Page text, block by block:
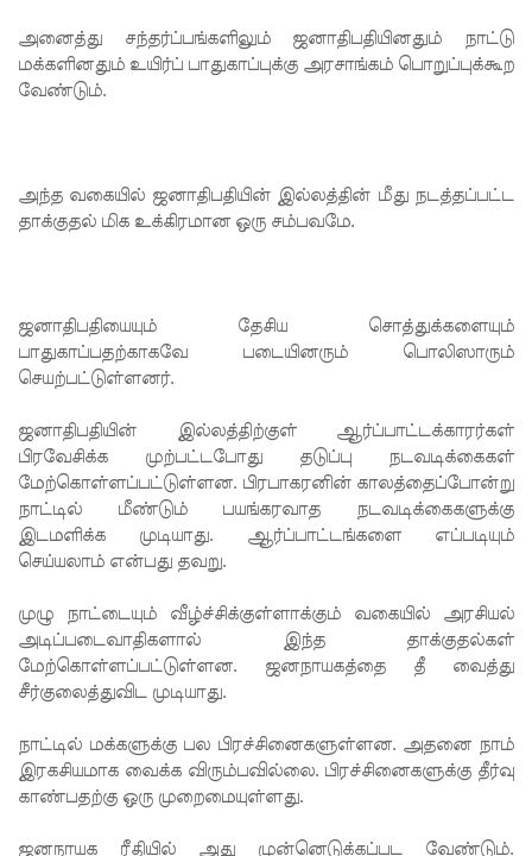
சேவைக
ள்!
பற்றிய
கருத்து -
காரியவச
ம் இன்று
குற்றப்
புலனாய்வு
ப்
பணியகத்
முன்னி
லை!
சீர்திருத்த
ங்கள்
அனைத்து சந்தர்ப்பங்களிலும் ஜனாதிபதியினதும் நாட்டு
மக்களினதும் உயிர்ப் பாதுகாப்புக்கு அரசாங்கம் பொறுப்புக்கூற
வேண்டும்.
அந்த வகையில் ஜனாதிபதியின் இல்லத்தின் மீது நடத்தப்பட்ட
தாக்குதல் மிக உக்கிரமான ஒரு சம்பவமே.
ஜனாதிபதியையும் தேசிய சொத்துக்களையும்
பாதுகாப்பதற்காகவே படையினரும் பொலிஸாரும்
செயற்பட்டுள்ளனர்.
ஜனாதிபதியின் இல்லத்திற்குள் ஆர்ப்பாட்டக்காரர்கள்
பிரவேசிக்க முற்பட்டபோது தடுப்பு நடவடிக்கைகள்
மேற்கொள்ளப்பட்டுள்ளன. பிரபாகரனின் காலத்தைப்போன்று
நாட்டில் மீண்டும் பயங்கரவாத நடவடிக்கைகளுக்கு
இடமளிக்க முடியாது. ஆர்ப்பாட்டங்களை எப்படியும்
செய்யலாம் என்பது தவறு.
முழு நாட்டையும் வீழ்ச்சிக்குள்ளாக்கும் வகையில் அரசியல்
அடிப்படைவாதிகளால் இந்த தாக்குதல்கள்
மேற்கொள்ளப்பட்டுள்ளன. ஜனநாயகத்தை தீ வைத்து
சீர்குலைத்துவிட முடியாது.
நாட்டில் மக்களுக்கு பல பிரச்சினைகளுள்ளன. அதனை நாம்
இரகசியமாக வைக்க விரும்பவில்லை. பிரச்சினைகளுக்கு தீர்வு
காண்பதற்கு ஒரு முறைமையுள்ளது.
ஜனநாயக ரீதியில் அது முன்னெடுக்கப்பட வேண்டும்.